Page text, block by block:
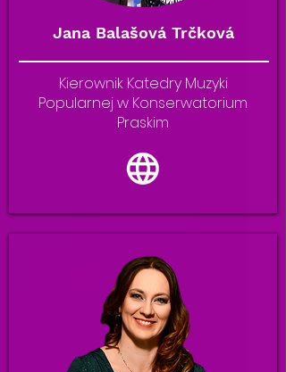
Jana Balašová Trčková
Kierownik Katedry Muzyki
Popularnej w Konserwatorium
Praskim